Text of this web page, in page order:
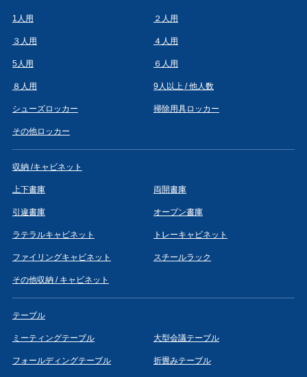
1人用 ２人用
３人用 ４人用
5人用 ６人用
８人用 9人以上 / 他人数
シューズロッカー 掃除用具ロッカー
その他ロッカー
収納 /キャビネット
上下書庫 両開書庫
引違書庫 オープン書庫
ラテラルキャビネット トレーキャビネット
ファイリングキャビネット スチールラック
その他収納 / キャビネット
テーブル
ミーティングテーブル 大型会議テーブル
フォールディングテーブル 折畳みテーブル